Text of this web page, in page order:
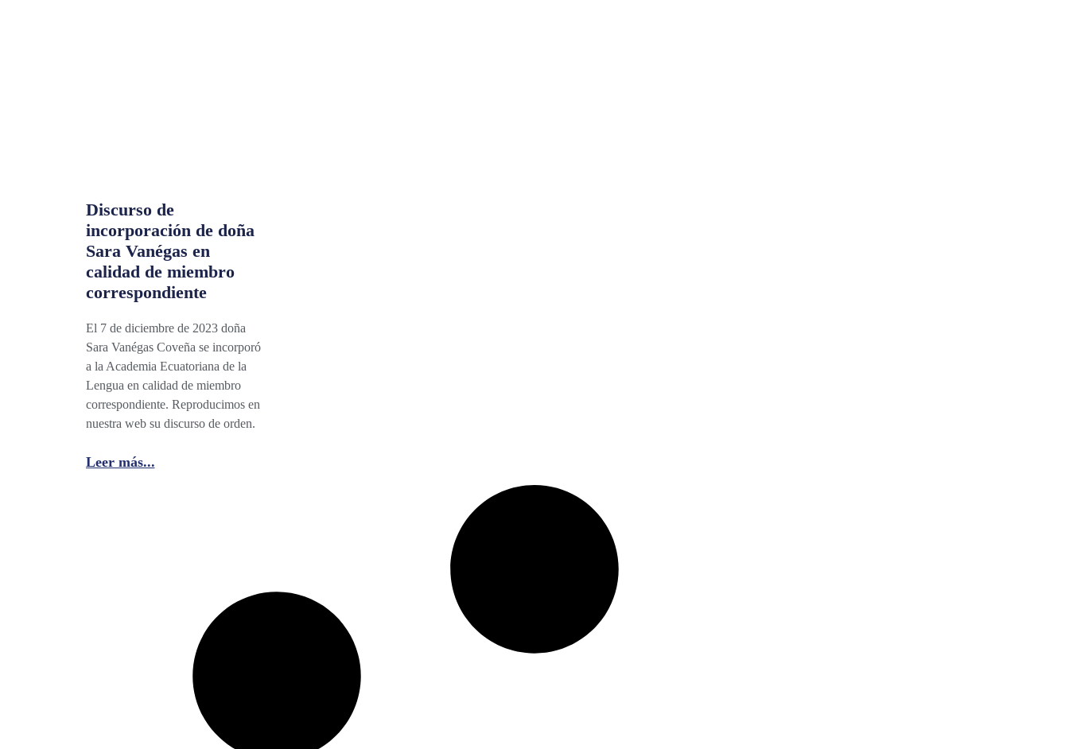
Discurso de
incorporación de doña
Sara Vanégas en
calidad de miembro
correspondiente
El 7 de diciembre de 2023 doña
Sara Vanégas Coveña se incorporó
a la Academia Ecuatoriana de la
Lengua en calidad de miembro
correspondiente. Reproducimos en
nuestra web su discurso de orden.
Leer más...